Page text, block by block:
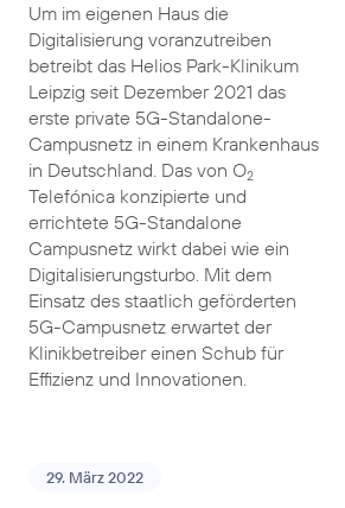
Um im eigenen Haus die
Digitalisierung voranzutreiben
betreibt das Helios Park-Klinikum
Leipzig seit Dezember 2021 das
erste private 5G-Standalone-
Campusnetz in einem Krankenhaus
in Deutschland. Das von O2
Telefónica konzipierte und
errichtete 5G-Standalone
Campusnetz wirkt dabei wie ein
Digitalisierungsturbo. Mit dem
Einsatz des staatlich geförderten
5G-Campusnetz erwartet der
Klinikbetreiber einen Schub für
Effizienz und Innovationen.
29. März 2022